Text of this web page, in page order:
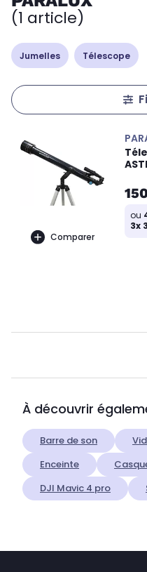
(1 article)
Jumelles Télescope
Comparer
ou
3x
À découvrir
Barre de son
Enceinte
DJI Mavic 4 pro